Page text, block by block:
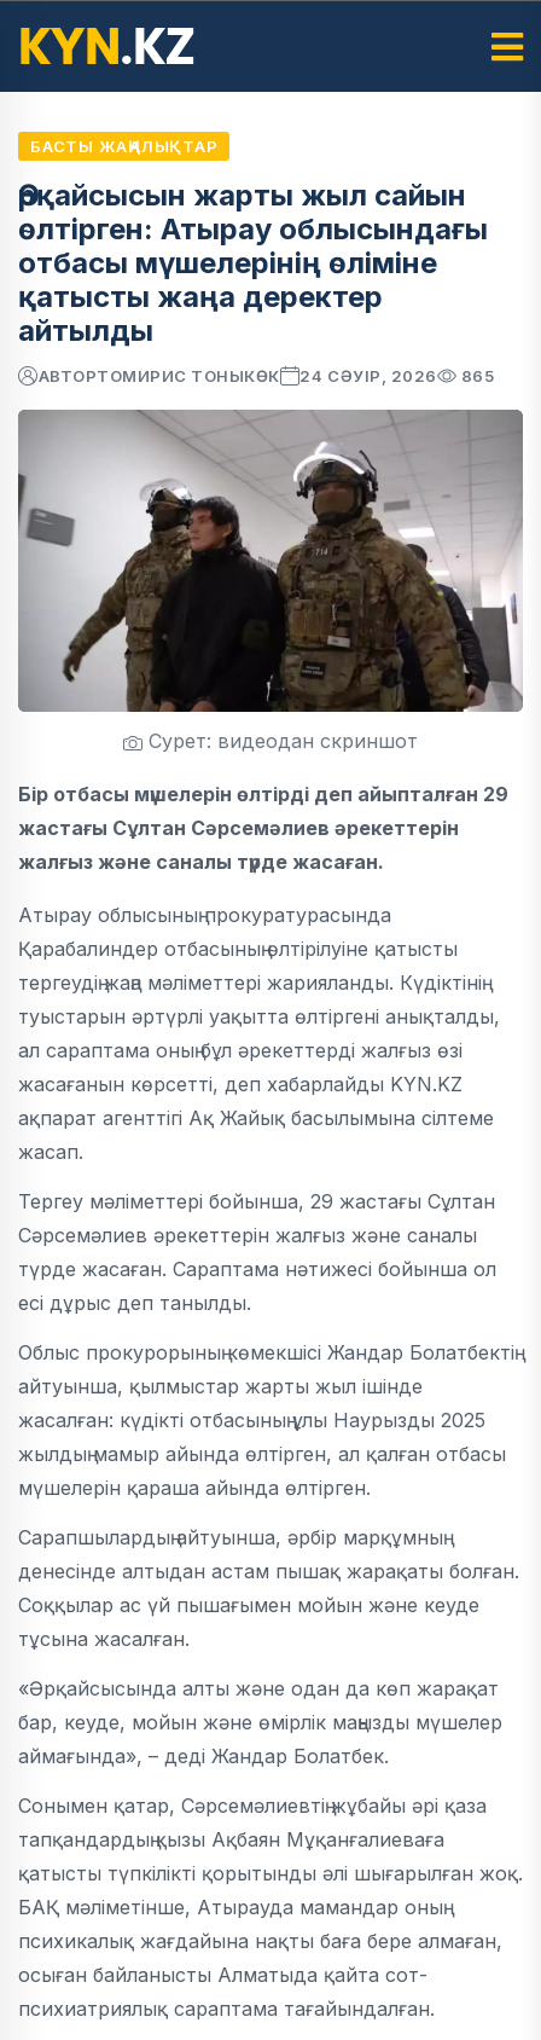
БАСТЫ ЖАҢАЛЫҚТАР
Әрқайсысын жарты жыл сайын
өлтірген: Атырау облысындағы
отбасы мүшелерінің өліміне
қатысты жаңа деректер
айтылды
АВТОРТОМИРИС ТОНЫКӨК 24 СӘУІР, 2026 865
Сурет: видеодан скриншот
Бір отбасы мүшелерін өлтірді деп айыпталған 29
жастағы Сұлтан Сәрсемәлиев әрекеттерін
жалғыз және саналы түрде жасаған.
Атырау облысының прокуратурасында
Қарабалиндер отбасының өлтірілуіне қатысты
тергеудің жаңа мәліметтері жарияланды. Күдіктінің
туыстарын әртүрлі уақытта өлтіргені анықталды,
ал сараптама оның бұл әрекеттерді жалғыз өзі
жасағанын көрсетті, деп хабарлайды KYN.KZ
ақпарат агенттігі Ақ Жайық басылымына сілтеме
жасап.
Тергеу мәліметтері бойынша, 29 жастағы Сұлтан
Сәрсемәлиев әрекеттерін жалғыз және саналы
түрде жасаған. Сараптама нәтижесі бойынша ол
есі дұрыс деп танылды.
Облыс прокурорының көмекшісі Жандар Болатбектің
айтуынша, қылмыстар жарты жыл ішінде
жасалған: күдікті отбасының ұлы Наурызды 2025
жылдың мамыр айында өлтірген, ал қалған отбасы
мүшелерін қараша айында өлтірген.
Сарапшылардың айтуынша, әрбір марқұмның
денесінде алтыдан астам пышақ жарақаты болған.
Соққылар ас үй пышағымен мойын және кеуде
тұсына жасалған.
«Әрқайсысында алты және одан да көп жарақат
бар, кеуде, мойын және өмірлік маңызды мүшелер
аймағында», – деді Жандар Болатбек.
Сонымен қатар, Сәрсемәлиевтің жұбайы әрі қаза
тапқандардың қызы Ақбаян Мұқанғалиеваға
қатысты түпкілікті қорытынды әлі шығарылған жоқ.
БАҚ мәліметінше, Атырауда мамандар оның
психикалық жағдайына нақты баға бере алмаған,
осыған байланысты Алматыда қайта сот-
психиатриялық сараптама тағайындалған.